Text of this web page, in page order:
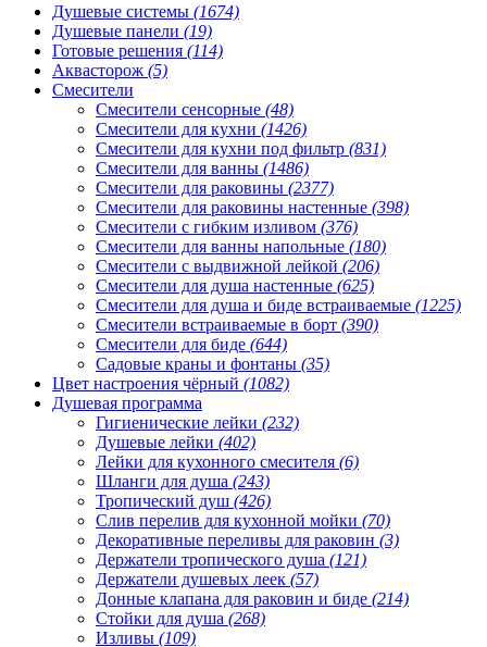
Душевые системы (1674)
Душевые панели (19)
Готовые решения (114)
Аквасторож (5)
Смесители
Смесители сенсорные (48)
Смесители для кухни (1426)
Смесители для кухни под фильтр (831)
Смесители для ванны (1486)
Смесители для раковины (2377)
Смесители для раковины настенные (398)
Смесители с гибким изливом (376)
Смесители для ванны напольные (180)
Смесители с выдвижной лейкой (206)
Смесители для душа настенные (625)
Смесители для душа и биде встраиваемые (1225)
Смесители встраиваемые в борт (390)
Смесители для биде (644)
Садовые краны и фонтаны (35)
Цвет настроения чёрный (1082)
Душевая программа
Гигиенические лейки (232)
Душевые лейки (402)
Лейки для кухонного смесителя (6)
Шланги для душа (243)
Тропический душ (426)
Слив перелив для кухонной мойки (70)
Декоративные переливы для раковин (3)
Держатели тропического душа (121)
Держатели душевых леек (57)
Донные клапана для раковин и биде (214)
Стойки для душа (268)
Изливы (109)